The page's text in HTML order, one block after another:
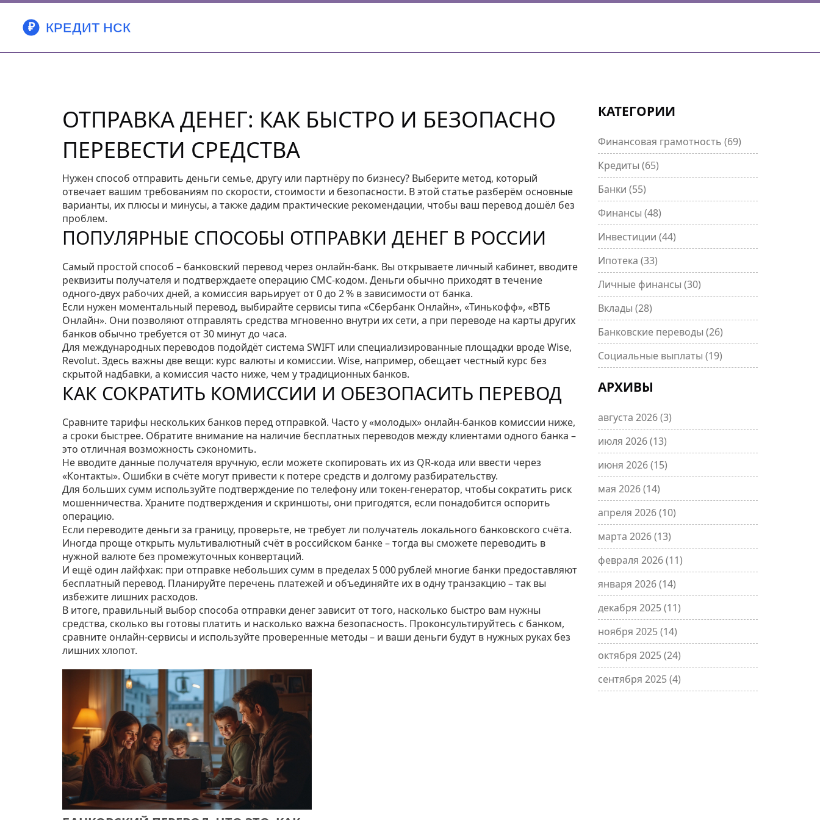
ОТПРАВКА ДЕНЕГ: КАК БЫСТРО И БЕЗОПАСНО
ПЕРЕВЕСТИ СРЕДСТВА
Нужен способ отправить деньги семье, другу или партнёру по бизнесу? Выберите метод, который
отвечает вашим требованиям по скорости, стоимости и безопасности. В этой статье разберём основные
варианты, их плюсы и минусы, а также дадим практические рекомендации, чтобы ваш перевод дошёл без
проблем.
ПОПУЛЯРНЫЕ СПОСОБЫ ОТПРАВКИ ДЕНЕГ В РОССИИ
Самый простой способ – банковский перевод через онлайн‑банк. Вы открываете личный кабинет, вводите
реквизиты получателя и подтверждаете операцию СМС‑кодом. Деньги обычно приходят в течение
одного‑двух рабочих дней, а комиссия варьирует от 0 до 2 % в зависимости от банка.
Если нужен моментальный перевод, выбирайте сервисы типа «Сбербанк Онлайн», «Тинькофф», «ВТБ
Онлайн». Они позволяют отправлять средства мгновенно внутри их сети, а при переводе на карты других
банков обычно требуется от 30 минут до часа.
Для международных переводов подойдёт система SWIFT или специализированные площадки вроде Wise,
Revolut. Здесь важны две вещи: курс валюты и комиссии. Wise, например, обещает честный курс без
скрытой надбавки, а комиссия часто ниже, чем у традиционных банков.
КАК СОКРАТИТЬ КОМИССИИ И ОБЕЗОПАСИТЬ ПЕРЕВОД
Сравните тарифы нескольких банков перед отправкой. Часто у «молодых» онлайн‑банков комиссии ниже,
а сроки быстрее. Обратите внимание на наличие бесплатных переводов между клиентами одного банка –
это отличная возможность сэкономить.
Не вводите данные получателя вручную, если можете скопировать их из QR‑кода или ввести через
«Контакты». Ошибки в счёте могут привести к потере средств и долгому разбирательству.
Для больших сумм используйте подтверждение по телефону или токен‑генератор, чтобы сократить риск
мошенничества. Храните подтверждения и скриншоты, они пригодятся, если понадобится оспорить
операцию.
Если переводите деньги за границу, проверьте, не требует ли получатель локального банковского счёта.
Иногда проще открыть мультивалютный счёт в российском банке – тогда вы сможете переводить в
нужной валюте без промежуточных конвертаций.
И ещё один лайфхак: при отправке небольших сумм в пределах 5 000 рублей многие банки предоставляют
бесплатный перевод. Планируйте перечень платежей и объединяйте их в одну транзакцию – так вы
избежите лишних расходов.
В итоге, правильный выбор способа отправки денег зависит от того, насколько быстро вам нужны
средства, сколько вы готовы платить и насколько важна безопасность. Проконсультируйтесь с банком,
сравните онлайн‑сервисы и используйте проверенные методы – и ваши деньги будут в нужных руках без
лишних хлопот.
КАТЕГОРИИ
Финансовая грамотность (69)
Кредиты (65)
Банки (55)
Финансы (48)
Инвестиции (44)
Ипотека (33)
Личные финансы (30)
Вклады (28)
Банковские переводы (26)
Социальные выплаты (19)
АРХИВЫ
августа 2026(3)
июля 2026(13)
июня 2026(15)
мая 2026(14)
апреля 2026(10)
марта 2026(13)
февраля 2026(11)
января 2026(14)
декабря 2025(11)
ноября 2025(14)
октября 2025(24)
сентября 2025(4)